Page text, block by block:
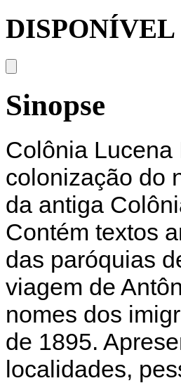
DISPONÍVEL
Sinopse
Colônia Lucena
colonização do
da antiga
Contém textos
das paróquias
viagem de
nomes dos
de 1895.
localidades,